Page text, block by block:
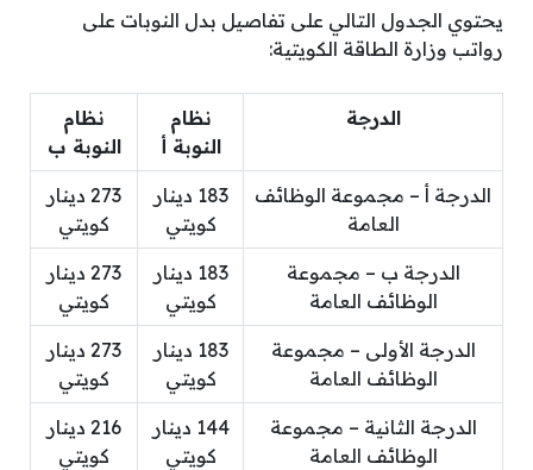
يحتوي الجدول التالي على تفاصيل بدل النوبات على
رواتب وزارة الطاقة الكويتية:
الدرجة
نظام
النوبة أ
نظام
النوبة ب
الدرجة أ – مجموعة الوظائف
العامة
183 دينار
كويتي
273 دينار
كويتي
الدرجة ب – مجموعة
الوظائف العامة
183 دينار
كويتي
273 دينار
كويتي
الدرجة الأولى – مجموعة
الوظائف العامة
183 دينار
كويتي
273 دينار
كويتي
الدرجة الثانية – مجموعة
الوظائف العامة
144 دينار
كويتي
216 دينار
كويتي